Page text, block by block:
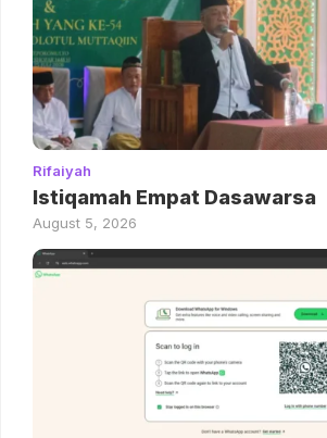
Rifaiyah
Istiqamah Empat Dasawarsa
August 5, 2026